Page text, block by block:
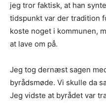
jeg tror faktisk, at han
tidspunkt var der tradition
koste noget i kommunen,
at lave om på.
Jeg tog dernæst sagen
byrådsmøde. Vi skulle da
Jeg vidste at byrådet var